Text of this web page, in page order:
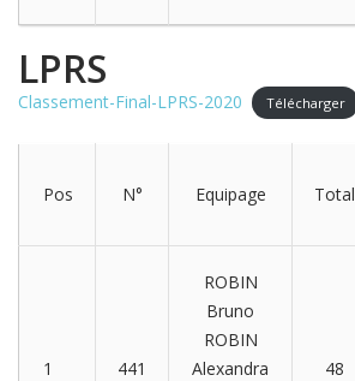
LPRS
Classement-Final-LPRS-2020 Télécharger
Pos N° Equipage Total
1 441
ROBIN
Bruno
ROBIN
Alexandra
48